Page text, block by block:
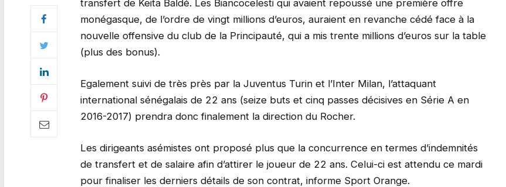
transfert de Keita Baldé. Les Biancocelesti qui avaient repoussé une première offre
monégasque, de l’ordre de vingt millions d’euros, auraient en revanche cédé face à la
nouvelle offensive du club de la Principauté, qui a mis trente millions d’euros sur la table
(plus des bonus).
Egalement suivi de très près par la Juventus Turin et l’Inter Milan, l’attaquant
international sénégalais de 22 ans (seize buts et cinq passes décisives en Série A en
2016-2017) prendra donc finalement la direction du Rocher.
Les dirigeants asémistes ont proposé plus que la concurrence en termes d’indemnités
de transfert et de salaire afin d’attirer le joueur de 22 ans. Celui-ci est attendu ce mardi
pour finaliser les derniers détails de son contrat, informe Sport Orange.